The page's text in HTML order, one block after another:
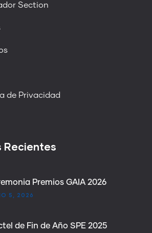
Section
de Privacidad
Recientes
Premios GAIA 2026
5, 2026
de Fin de Año SPE 2025